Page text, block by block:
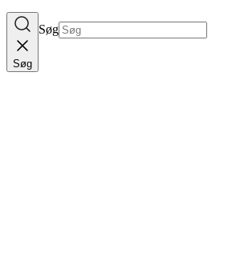
Søg
Søg